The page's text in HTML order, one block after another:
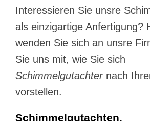
Interessieren Sie unsre
als einzigartige Anfertigung?
wenden Sie sich an unsre
Sie uns mit, wie Sie sich
Schimmelgutachternach
vorstellen.
Schimmelgutachten,